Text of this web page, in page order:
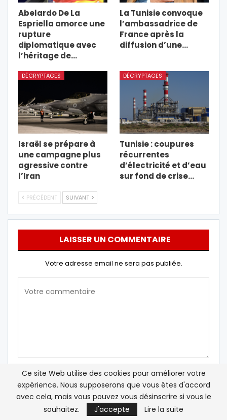
Abelardo De La
Espriella amorce une
rupture
diplomatique avec
l’héritage de…
La Tunisie convoque
l’ambassadrice de
France après la
diffusion d’une…
DÉCRYPTAGES
Israël se prépare à
une campagne plus
agressive contre
l’Iran
DÉCRYPTAGES
Tunisie : coupures
récurrentes
d’électricité et d’eau
sur fond de crise…
PRÉCÉDENT SUIVANT
LAISSER UN COMMENTAIRE
Votre adresse email ne sera pas publiée.
Ce site Web utilise des cookies pour améliorer votre
expérience. Nous supposerons que vous êtes d'accord
avec cela, mais vous pouvez vous désinscrire si vous le
souhaitez.
J'accepte Lire la suite